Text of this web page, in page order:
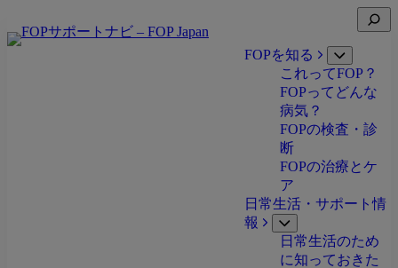
to
content
Open
search
FOPを知る
Open
submenu
これってFOP？
FOPってどんな
病気？
FOPの検査・診
断
FOPの治療とケ
ア
日常生活・サポート情
報
Open
submenu
日常生活のため
に知っておきた